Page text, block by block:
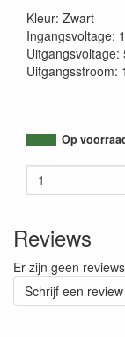
Kleur: Zwart
Ingangsvoltage:
Uitgangsvoltage:
Uitgangsstroom:
Op
Reviews
Er zijn geen
Schrijf een review